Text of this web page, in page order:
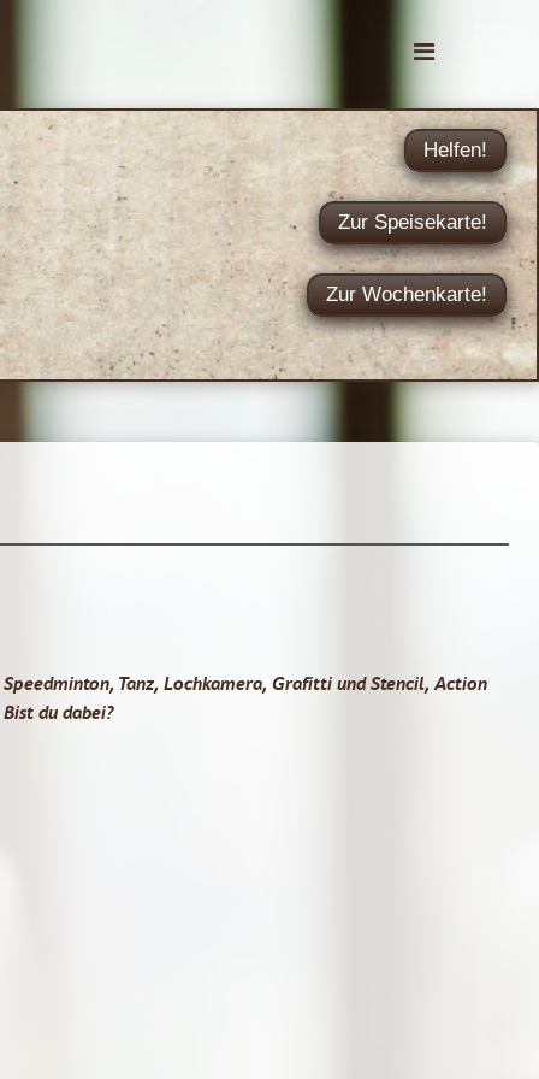
Helfen!
Zur Speisekarte!
Zur Wochenkarte!
Tanz, Lochkamera, Grafitti und Stencil, Action
du dabei?